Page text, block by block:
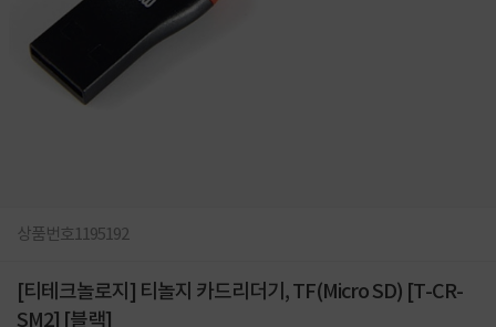
상품번호1195192
[티테크놀로지] 티놀지 카드리더기, TF(Micro SD) [T-CR-
SM2] [블랙]